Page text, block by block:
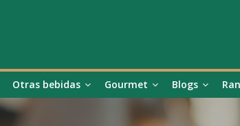
Otras bebidas Gourmet Blogs